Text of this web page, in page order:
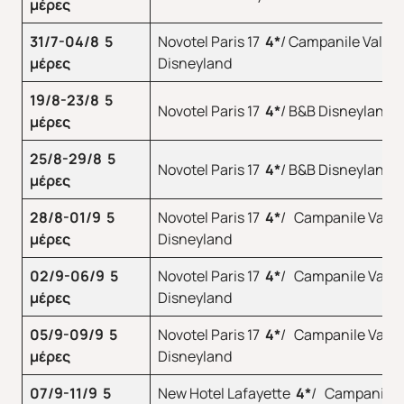
Άνοιξη 2027
μέρες
31/7-04/8 5
μέρες
Novotel Paris 17 4*/ Campanile Val
Disneyland
19/8-23/8 5
μέρες
Novotel Paris 17 4*/ B&B Disneyland
25/8-29/8 5
μέρες
Novotel Paris 17 4*/ B&B Disneyland
28/8-01/9 5
μέρες
Novotel Paris 17 4*/ Campanile Val
Disneyland
02/9-06/9 5
μέρες
Novotel Paris 17 4*/ Campanile Val
Disneyland
05/9-09/9 5
μέρες
Novotel Paris 17 4*/ Campanile Val
Disneyland
07/9-11/9 5
New Hotel Lafayette 4*/ Campanile